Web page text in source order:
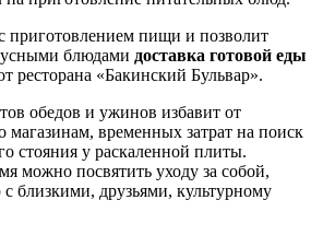
приготовлением пищи и позволит
блюдами доставка готовой еды
ресторана «Бакинский Бульвар».
обедов и ужинов избавит от
временных затрат на поиск
стояния у раскаленной плиты.
можно посвятить уходу за собой,
близкими, друзьями, культурному